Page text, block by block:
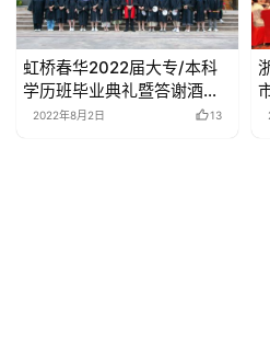
虹桥春华2022届大专/本科
学历班毕业典礼暨答谢酒会
圆满举行
2022年8月2日 13